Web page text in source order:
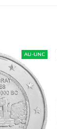
AU-UNC